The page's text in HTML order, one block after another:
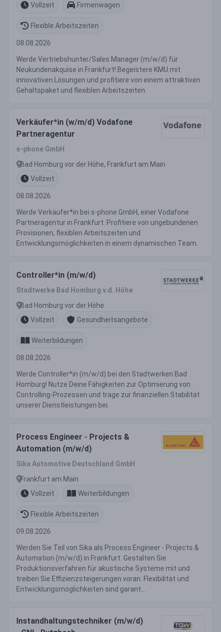
Vollzeit
Firmenwagen
Flexible Arbeitszeiten
08.08.2026
Werde Vertriebshunter/Sales Manager (m/w/d) für
Neukundenakquise in Frankfurt! Begeistere KMU mit
innovativen Lösungen und profitiere von einem attraktiven
Gehaltspaket und flexiblen Arbeitszeiten.
Verkäufer*in (w/m/d) Vodafone
Partneragentur
s-phone GmbH
Bad Homburg vor der Höhe, Frankfurt am Main
Vollzeit
08.08.2026
Werde Verkäufer*in bei s-phone GmbH, einer Vodafone
Partneragentur in Frankfurt. Profitiere von ungebundenen
Provisionen, flexiblen Arbeitszeiten und
Entwicklungsmöglichkeiten in einem dynamischen Team.
Controller*in (m/w/d)
Stadtwerke Bad Homburg v.d. Höhe
Bad Homburg vor der Höhe
Vollzeit
Gesundheitsangebote
Weiterbildungen
08.08.2026
Werde Controller*in (m/w/d) bei den Stadtwerken Bad
Homburg! Nutze Deine Fähigkeiten zur Optimierung von
Controlling-Prozessen und trage zur finanziellen Stabilität
unserer Dienstleistungen bei.
Process Engineer - Projects &
Automation (m/w/d)
Sika Automotive Deutschland GmbH
Frankfurt am Main
Vollzeit
Weiterbildungen
Flexible Arbeitszeiten
09.08.2026
Werden Sie Teil von Sika als Process Engineer - Projects &
Automation (m/w/d) in Frankfurt. Gestalten Sie
Produktionsverfahren für akustische Systeme mit und
treiben Sie Effizienzsteigerungen voran. Flexibilität und
Entwicklungsmöglichkeiten sind garant...
Instandhaltungstechniker (m/w/d)